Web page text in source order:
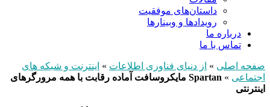
داستان‌های موفقیت
رویدادها و وبینارها
درباره ما
تماس با ما
صفحه اصلی » از دنیای فناوری اطلاعات » اینترنت و شبکه های
اجتماعی »
Spartan مایکروسافت آماده رقابت با همه مرورگرهای
اینترنتی